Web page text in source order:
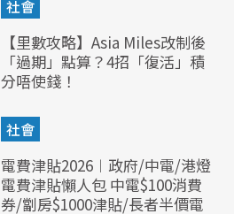
社會
【里數攻略】Asia Miles改制後
「過期」點算？4招「復活」積
分唔使錢！
社會
電費津貼2026︱政府/中電/港燈
電費津貼懶人包 中電$100消費
券/劏房$1000津貼/長者半價電